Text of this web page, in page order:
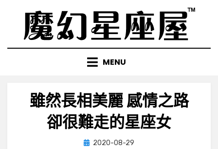
content
MENU
雖然長相美麗 感情之路
卻很難走的星座女
by小編
Posted
2020-08-29